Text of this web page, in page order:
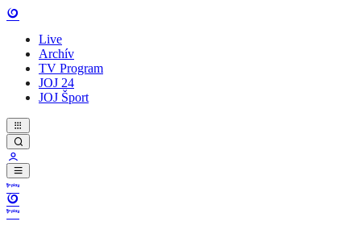
Live
Archív
TV Program
JOJ 24
JOJ Šport